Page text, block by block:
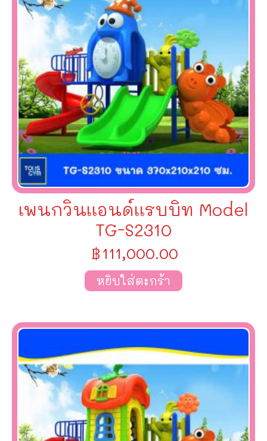
เพนกวินเเอนด์เเรบบิท Model
TG-S2310
฿111,000.00
หยิบใส่ตะกร้า